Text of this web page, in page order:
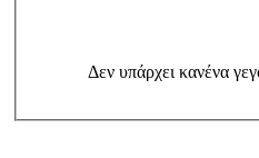
Δεν υπάρχει κανένα